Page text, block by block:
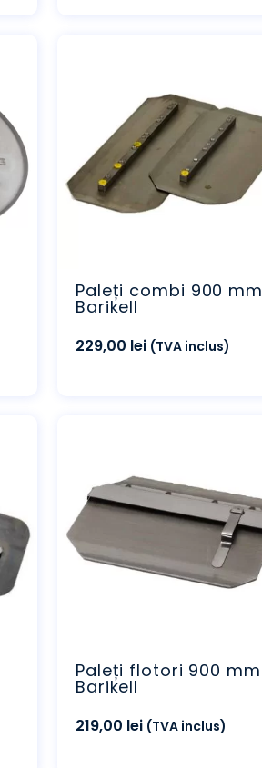
Paleți combi 900 mm
Barikell
229,00 lei (TVA inclus)
Paleți flotori 900 mm
Barikell
219,00 lei (TVA inclus)